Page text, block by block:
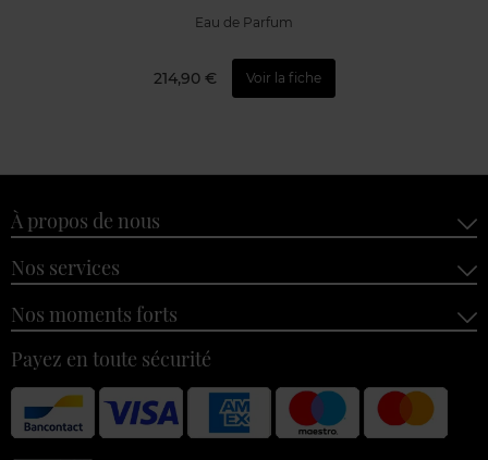
Eau de Parfum
214,90 € Voir la fiche
À propos de nous
Nos services
Nos moments forts
Payez en toute sécurité